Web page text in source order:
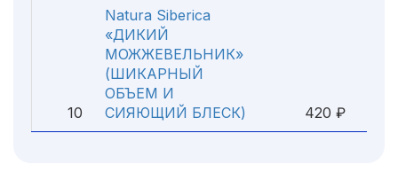
10
Natura Siberica
«ДИКИЙ
МОЖЖЕВЕЛЬНИК»
(ШИКАРНЫЙ
ОБЪЕМ И
СИЯЮЩИЙ БЛЕСК)
420 ₽